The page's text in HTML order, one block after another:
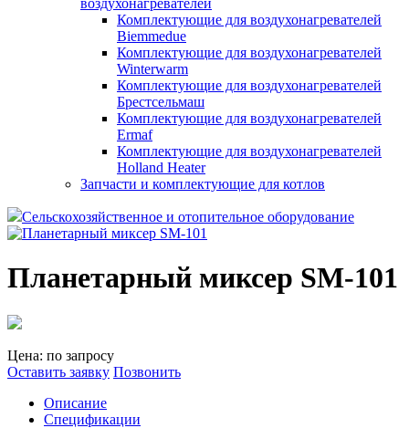
воздухонагревателей
Комплектующие для воздухонагревателей
Biemmedue
Комплектующие для воздухонагревателей
Winterwarm
Комплектующие для воздухонагревателей
Брестсельмаш
Комплектующие для воздухонагревателей
Ermaf
Комплектующие для воздухонагревателей
Holland Heater
Запчасти и комплектующие для котлов
Сельскохозяйственное и отопительное оборудование
Планетарный миксер SM-101
Цена: по запросу
Оставить заявку Позвонить
Описание
Спецификации